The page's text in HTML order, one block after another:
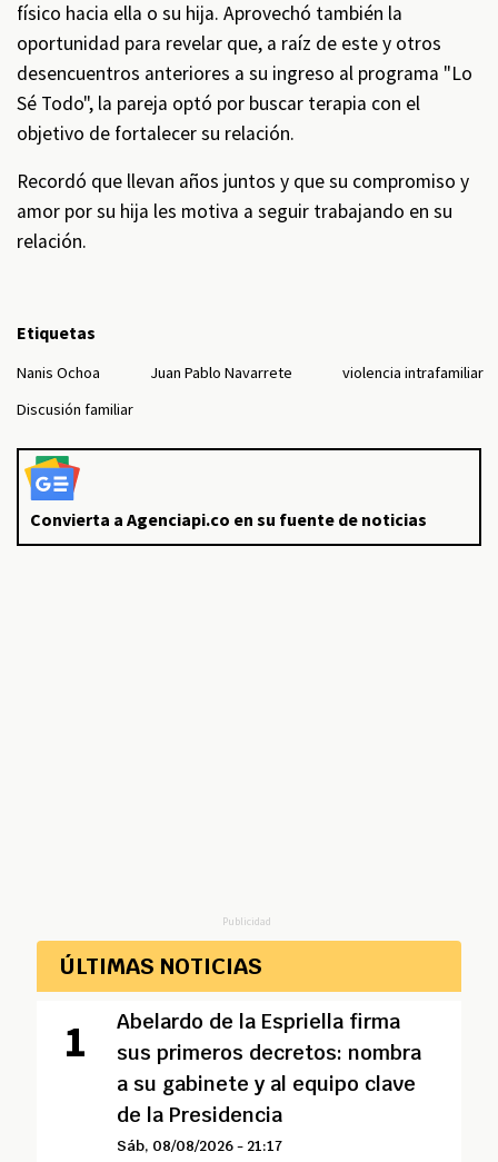
físico hacia ella o su hija. Aprovechó también la
oportunidad para revelar que, a raíz de este y otros
desencuentros anteriores a su ingreso al programa "Lo
Sé Todo", la pareja optó por buscar terapia con el
objetivo de fortalecer su relación.
Recordó que llevan años juntos y que su compromiso y
amor por su hija les motiva a seguir trabajando en su
relación.
Etiquetas
Nanis Ochoa Juan Pablo Navarrete
violencia intrafamiliar
Discusión familiar
Convierta a Agenciapi.co en su fuente de noticias
Publicidad
ÚLTIMAS NOTICIAS
Abelardo de la Espriella firma
sus primeros decretos: nombra
a su gabinete y al equipo clave
de la Presidencia
Sáb, 08/08/2026 - 21:17